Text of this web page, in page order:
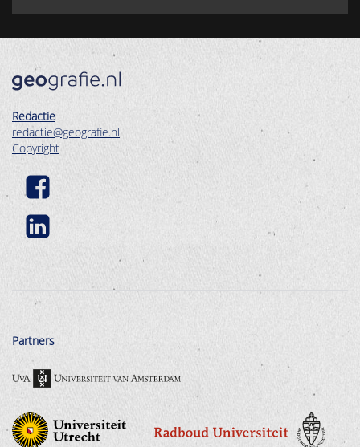
Redactie
redactie@geografie.nl
Copyright
Partners